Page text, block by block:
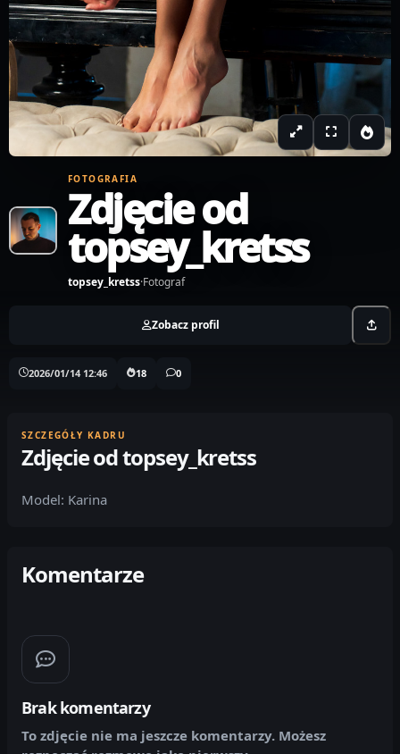
FOTOGRAFIA
Zdjęcie od
topsey_kretss
topsey_kretss·Fotograf
Zobacz profil
2026/01/14 12:46 18 0
SZCZEGÓŁY KADRU
Zdjęcie od topsey_kretss
Model: Karina
Komentarze
Brak komentarzy
To zdjęcie nie ma jeszcze komentarzy. Możesz